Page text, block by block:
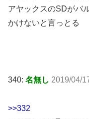
アヤックスのSDがバ
かけないと言っとる
340: 名無し 2019/04/
>>332